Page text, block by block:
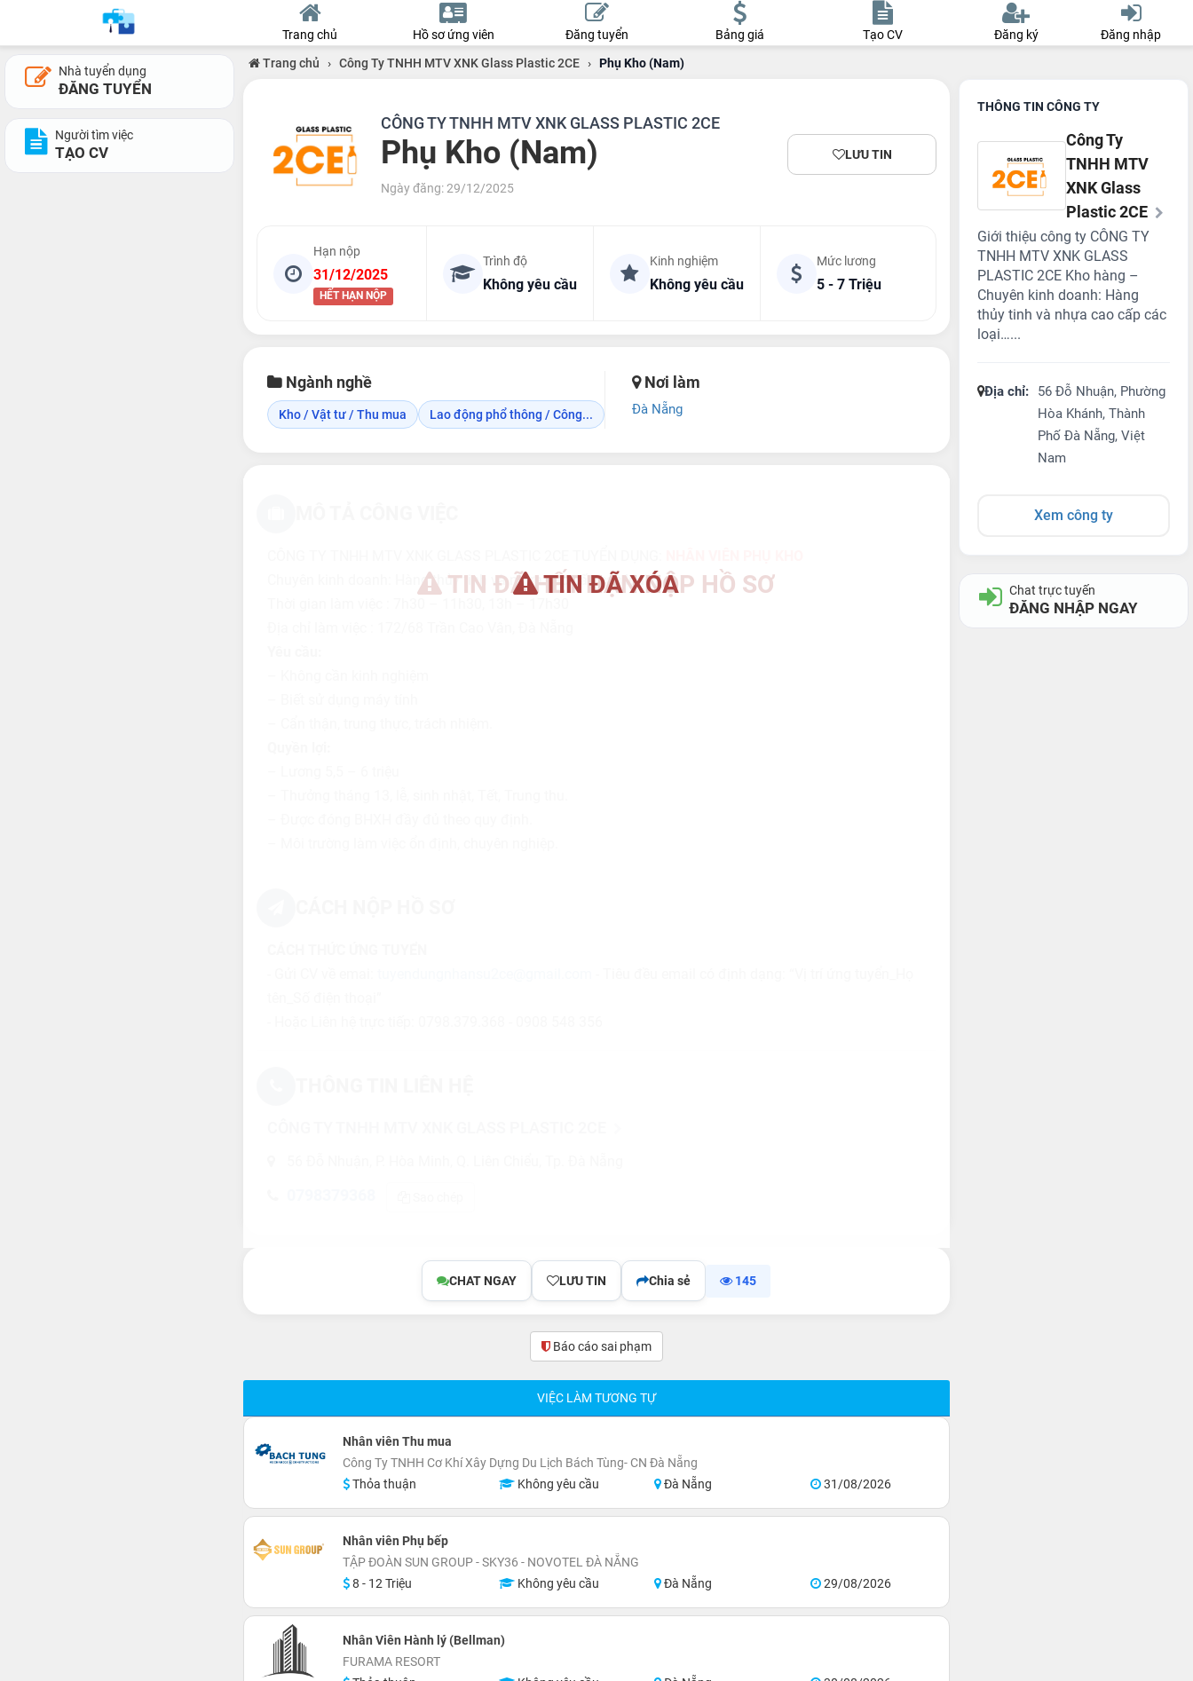
Trang chủ Hồ sơ ứng viên Đăng tuyển Bảng giá Tạo CV Đăng ký Đăng nhập
Nhà tuyển dụng
ĐĂNG TUYỂN
Người tìm việc
TẠO CV
Trang chủ › Công Ty TNHH MTV XNK Glass Plastic 2CE › Phụ Kho (Nam)
CÔNG TY TNHH MTV XNK GLASS PLASTIC 2CE
Phụ Kho (Nam)
Ngày đăng: 29/12/2025
LƯU TIN
Hạn nộp
31/12/2025
HẾT HẠN NỘP
Trình độ
Không yêu cầu
Kinh nghiệm
Không yêu cầu
Mức lương
5 - 7 Triệu
Ngành nghề
Kho / Vật tư / Thu mua Lao động phổ thông / Công...
Nơi làm
Đà Nẵng
TIN ĐÃ HẾT HẠN NỘP HỒ SƠ
TIN ĐÃ XÓA
Chuyên kinh doanh: Hàng thủy tinh và nhựa cao cấp các loại…
CHAT NGAY LƯU TIN Chia sẻ 145
Báo cáo sai phạm
VIỆC LÀM TƯƠNG TỰ
Nhân viên Thu mua
Công Ty TNHH Cơ Khí Xây Dựng Du Lịch Bách Tùng- CN Đà Nẵng
Thỏa thuận
Không yêu cầu Đà Nẵng 31/08/2026
Nhân viên Phụ bếp
TẬP ĐOÀN SUN GROUP - SKY36 - NOVOTEL ĐÀ NẴNG
8 - 12 Triệu
Không yêu cầu Đà Nẵng 29/08/2026
Nhân Viên Hành lý (Bellman)
FURAMA RESORT
THÔNG TIN CÔNG TY
Công Ty
TNHH MTV
XNK Glass
Plastic 2CE
Giới thiệu công ty CÔNG TY
TNHH MTV XNK GLASS
PLASTIC 2CE Kho hàng –
Chuyên kinh doanh: Hàng
thủy tinh và nhựa cao cấp các
loại…...
Địa chỉ:
56 Đỗ Nhuận, Phường
Hòa Khánh, Thành
Phố Đà Nẵng, Việt
Nam
Xem công ty
Chat trực tuyến
ĐĂNG NHẬP NGAY